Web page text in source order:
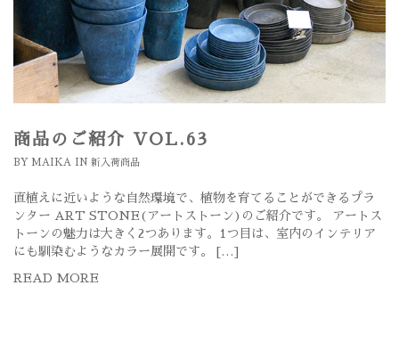
商品のご紹介 VOL.63
BY MAIKA IN 新入荷商品
直植えに近いような自然環境で、植物を育てることができるプラ
ンター ART STONE(アートストーン)のご紹介です。 アートス
トーンの魅力は大きく2つあります。1つ目は、室内のインテリア
にも馴染むようなカラー展開です。 […]
READ MORE